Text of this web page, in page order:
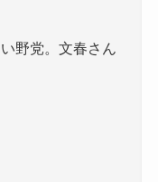
野党。文春さん